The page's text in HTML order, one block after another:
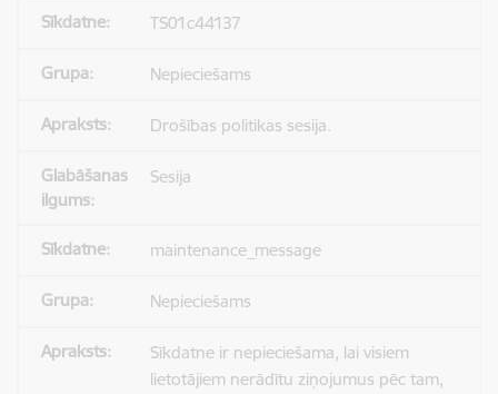
TS01c44137
Nepieciešams
Drošības politikas sesija.
Sesija
maintenance_message
Nepieciešams
Sīkdatne ir nepieciešama, lai visiem
lietotājiem nerādītu ziņojumus pēc tam,